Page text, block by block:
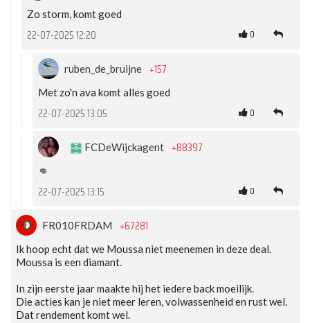
Zo storm, komt goed
22-07-2025 12:20 0
ruben_de_bruijne +157
Met zo'n ava komt alles goed
22-07-2025 13:05 0
FCDeWijckagent +88397
👊
22-07-2025 13:15 0
FR010FRDAM +67281
Ik hoop echt dat we Moussa niet meenemen in deze deal.
Moussa is een diamant.
In zijn eerste jaar maakte hij het iedere back moeilijk.
Die acties kan je niet meer leren, volwassenheid en rust wel.
Dat rendement komt wel.